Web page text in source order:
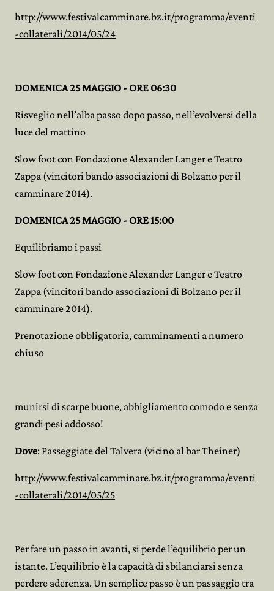
http://www.festivalcamminare.bz.it/programma/eventi
-collaterali/2014/05/24
DOMENICA 25 MAGGIO - ORE 06:30
Risveglio nell’alba passo dopo passo, nell’evolversi della
luce del mattino
Slow foot con Fondazione Alexander Langer e Teatro
Zappa (vincitori bando associazioni di Bolzano per il
camminare 2014).
DOMENICA 25 MAGGIO - ORE 15:00
Equilibriamo i passi
Slow foot con Fondazione Alexander Langer e Teatro
Zappa (vincitori bando associazioni di Bolzano per il
camminare 2014).
Prenotazione obbligatoria, camminamenti a numero
chiuso
munirsi di scarpe buone, abbigliamento comodo e senza
grandi pesi addosso!
Dove: Passeggiate del Talvera (vicino al bar Theiner)
http://www.festivalcamminare.bz.it/programma/eventi
-collaterali/2014/05/25
Per fare un passo in avanti, si perde l’equilibrio per un
istante. L’equilibrio è la capacità di sbilanciarsi senza
perdere aderenza. Un semplice passo è un passaggio tra